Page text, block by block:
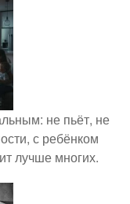
не пьёт, не
с ребёнком
лучше многих.